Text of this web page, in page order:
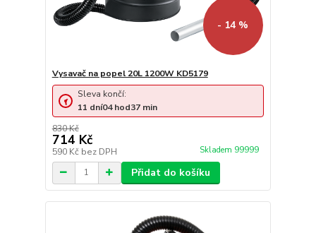
- 14 %
Vysavač na popel 20L 1200W KD5179
830 Kč
714 Kč
590 Kč bez DPH Skladem 99999
Sleva končí:
11 dní04hod37 min
Přidat do košíku